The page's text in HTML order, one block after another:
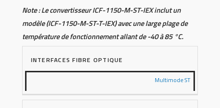
Note : Le convertisseur ICF-1150-M-ST-IEX inclut un
modèle (ICF-1150-M-ST-T-IEX) avec une large plage de
température de fonctionnement allant de -40 à 85 °C.
INTERFACES FIBRE OPTIQUE
Multimode ST